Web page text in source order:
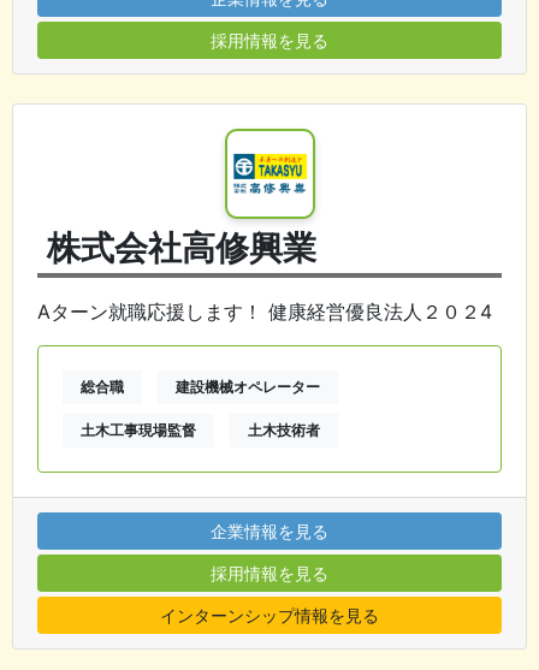
採用情報を見る
株式会社高修興業
Aターン就職応援します！ 健康経営優良法人２０２4
総合職 建設機械オペレーター
土木工事現場監督 土木技術者
企業情報を見る
採用情報を見る
インターンシップ情報を見る